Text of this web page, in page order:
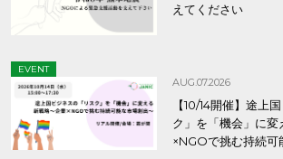
えてください
EVENT
AUG.07.2026
【10/14開催】途上
ク」を「機会」に
×NGOで挑む持続可